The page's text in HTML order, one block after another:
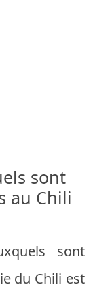
sont
au Chili
sont
du Chili est